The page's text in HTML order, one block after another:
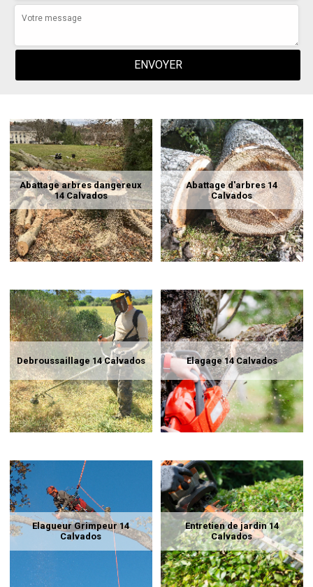
Abattage arbres dangereux
14 Calvados
Abattage d'arbres 14
Calvados
Debroussaillage 14 Calvados Elagage 14 Calvados
Elagueur Grimpeur 14
Calvados
Entretien de jardin 14
Calvados